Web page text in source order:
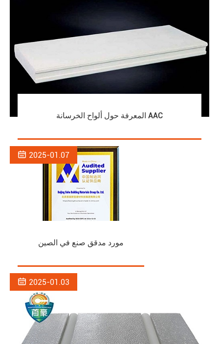
المعرفة حول ألواح الخرسانة AAC
 2025-01.07
مورد مدقق صنع في الصين
 2025-01.03